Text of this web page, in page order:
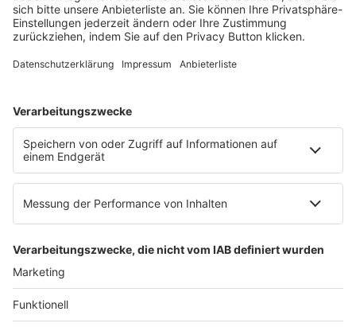
60326 Frankfurt am Main
E-Mail:info@ruw.de
Web:https://www.ruw.de
AGB
Datenschutzerklärung
Genderhinweis
Cookie-Einstellungen